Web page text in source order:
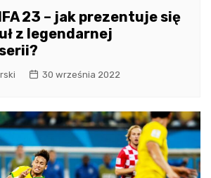
23 – jak prezentuje się
z legendarnej
30 września 2022